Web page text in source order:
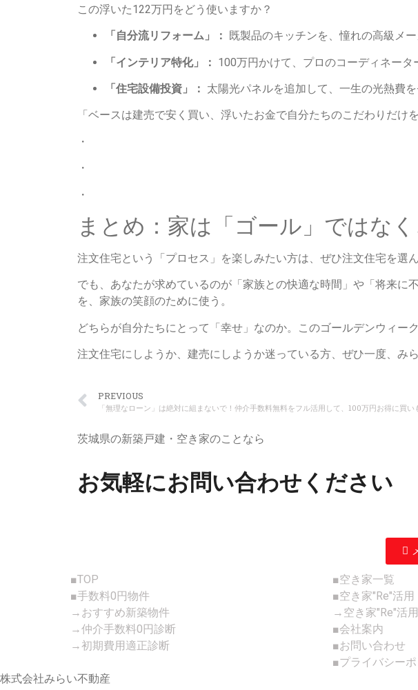
この浮いた122万円をどう使いますか？
「自分流リフォーム」： 既製品のキッチンを、憧れの高級メ
「インテリア特化」： 100万円かけて、プロのコーディネータ
「住宅設備投資」： 太陽光パネルを追加して、一生の光熱費を
「ベースは建売で安く買い、浮いたお金で自分たちのこだわりだ
・
・
・
まとめ：家は「ゴール」ではな
注文住宅という「プロセス」を楽しみたい方は、ぜひ注文住宅を選ん
でも、あなたが求めているのが「家族との快適な時間」や「将来
を、家族の笑顔のために使う。
どちらが自分たちにとって「幸せ」なのか。このゴールデンウィー
注文住宅にしようか、建売にしようか迷っている方、ぜひ一度、み
PREVIOUS
「無理なローン」は絶対に組まないで！仲介手数料無料をフル活用して、100万円お得に買い
茨城県の新築戸建・空き家のことなら
お気軽にお問い合わせください
■TOP
■手数料0円物件
→おすすめ新築物件
→仲介手数料0円診断
→初期費用適正診断
■空き家一覧
■空き家"Re"活用
→空き家"Re"活
■会社案内
■お問い合わせ
■プライバシー
株式会社みらい不動産